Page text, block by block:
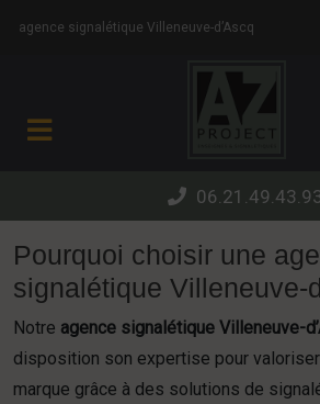
agence signalétique Villeneuve-d’Ascq
06.21.49.43.93
Pourquoi choisir une
signalétique Villeneuve-
Notre agence signalétique Villeneuve-
disposition son expertise pour
marque grâce à des solutions de